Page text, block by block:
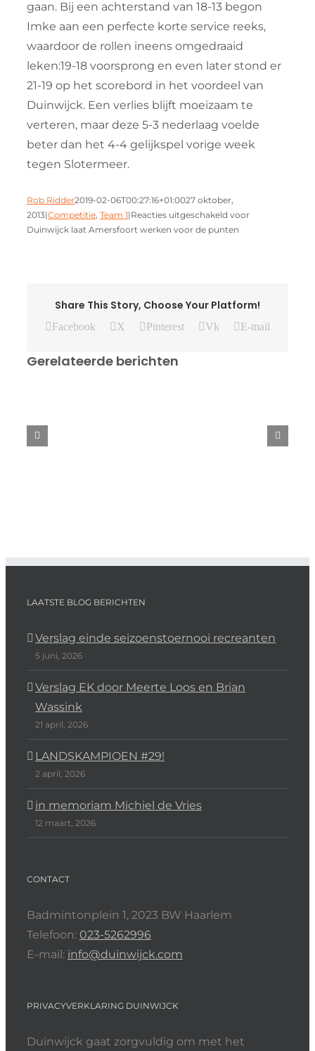
gaan. Bij een achterstand van 18-13 begon
Imke aan een perfecte korte service reeks,
waardoor de rollen ineens omgedraaid
leken:19-18 voorsprong en even later stond er
21-19 op het scorebord in het voordeel van
Duinwijck. Een verlies blijft moeizaam te
verteren, maar deze 5-3 nederlaag voelde
beter dan het 4-4 gelijkspel vorige week
tegen Slotermeer.
Rob Ridder2019-02-06T00:27:16+01:0027 oktober,
2013|Competitie, Team 1|Reacties uitgeschakeld voor
Duinwijck laat Amersfoort werken voor de punten
Share This Story, Choose Your Platform!
Facebook X Pinterest Vk E-mail
Gerelateerde berichten
LAATSTE BLOG BERICHTEN
Verslag einde seizoenstoernooi recreanten
5 juni, 2026
Verslag EK door Meerte Loos en Brian
Wassink
21 april, 2026
LANDSKAMPIOEN #29!
2 april, 2026
in memoriam Michiel de Vries
12 maart, 2026
CONTACT
Badmintonplein 1, 2023 BW Haarlem
Telefoon: 023-5262996
E-mail: info@duinwijck.com
PRIVACYVERKLARING DUINWIJCK
Duinwijck gaat zorgvuldig om met het